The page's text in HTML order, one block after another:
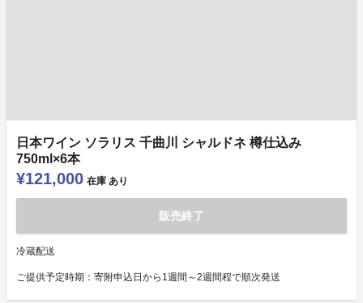
日本ワイン ソラリス 千曲川 シャルドネ 樽仕込み
750ml×6本
¥121,000 在庫 あり
販売終了
冷蔵配送
ご提供予定時期：寄附申込日から1週間～2週間程で順次発送